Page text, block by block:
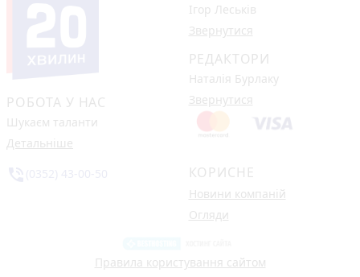
РОБОТА У НАС
Шукаєм таланти
Детальніше
Ігор Леськів
Звернутися
РЕДАКТОРИ
Наталія Бурлаку
Звернутися
КОРИСНЕ
Новини компаній
Огляди
Правила користування сайтом